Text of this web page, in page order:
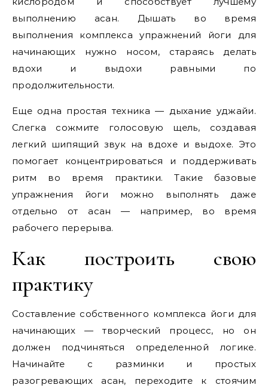
выполнению асан. Дышать во время
выполнения комплекса упражнений йоги для
начинающих нужно носом, стараясь делать
вдохи и выдохи равными по
продолжительности.
Еще одна простая техника — дыхание уджайи.
Слегка сожмите голосовую щель, создавая
легкий шипящий звук на вдохе и выдохе. Это
помогает концентрироваться и поддерживать
ритм во время практики. Такие базовые
упражнения йоги можно выполнять даже
отдельно от асан — например, во время
рабочего перерыва.
Как построить свою
практику
Составление собственного комплекса йоги для
начинающих — творческий процесс, но он
должен подчиняться определенной логике.
Начинайте с разминки и простых
разогревающих асан, переходите к стоячим